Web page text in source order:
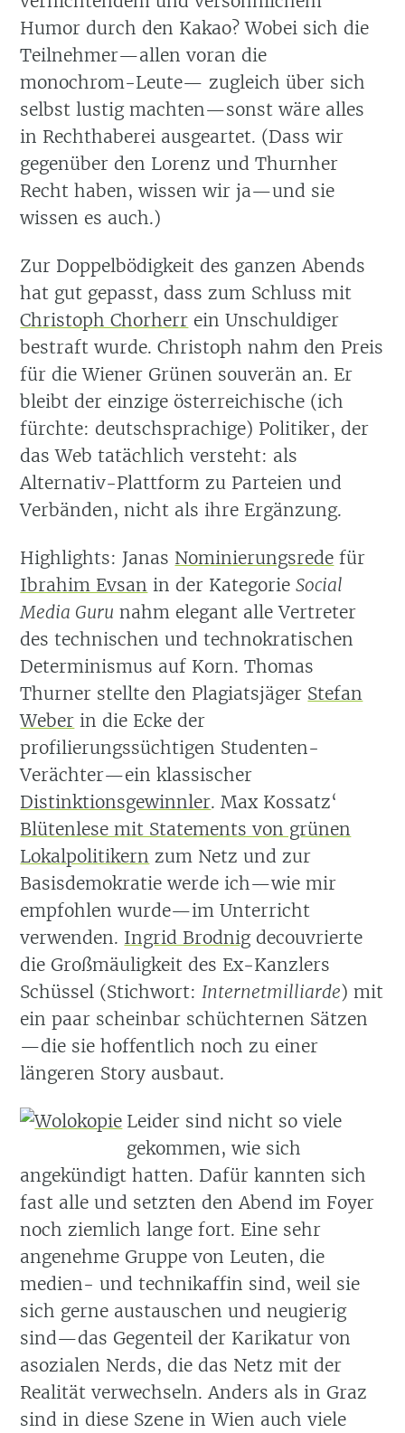
Humor durch den Kakao? Wobei sich die
Teilnehmer—allen voran die
monochrom-Leute— zugleich über sich
selbst lustig machten—sonst wäre alles
in Rechthaberei ausgeartet. (Dass wir
gegenüber den Lorenz und Thurnher
Recht haben, wissen wir ja—und sie
wissen es auch.)
Zur Doppelbödigkeit des ganzen Abends
hat gut gepasst, dass zum Schluss mit
Christoph Chorherr ein Unschuldiger
bestraft wurde. Christoph nahm den Preis
für die Wiener Grünen souverän an. Er
bleibt der einzige österreichische (ich
fürchte: deutschsprachige) Politiker, der
das Web tatächlich versteht: als
Alternativ-Plattform zu Parteien und
Verbänden, nicht als ihre Ergänzung.
Highlights: Janas Nominierungsrede für
Ibrahim Evsan in der KategorieSocial
Media Guru nahm elegant alle Vertreter
des technischen und technokratischen
Determinismus auf Korn. Thomas
Thurner stellte den Plagiatsjäger Stefan
Weber in die Ecke der
profilierungssüchtigen Studenten-
Verächter—ein klassischer
Distinktionsgewinnler. Max Kossatz‘
Blütenlese mit Statements von grünen
Lokalpolitikern zum Netz und zur
Basisdemokratie werde ich—wie mir
empfohlen wurde—im Unterricht
verwenden. Ingrid Brodnigdecouvrierte
die Großmäuligkeit des Ex-Kanzlers
Schüssel (Stichwort:Internetmilliarde) mit
ein paar scheinbar schüchternen Sätzen
—die sie hoffentlich noch zu einer
längeren Story ausbaut.
Leider sind nicht so viele
gekommen, wie sich
angekündigt hatten. Dafür kannten sich
fast alle und setzten den Abend im Foyer
noch ziemlich lange fort. Eine sehr
angenehme Gruppe von Leuten, die
medien- und technikaffin sind, weil sie
sich gerne austauschen und neugierig
sind—das Gegenteil der Karikatur von
asozialen Nerds, die das Netz mit der
Realität verwechseln. Anders als in Graz
sind in diese Szene in Wien auch viele